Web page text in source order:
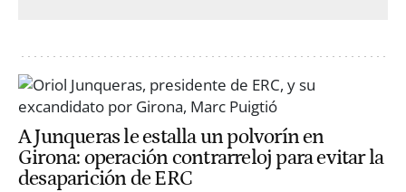
A Junqueras le estalla un polvorín en
Girona: operación contrarreloj para evitar la
desaparición de ERC